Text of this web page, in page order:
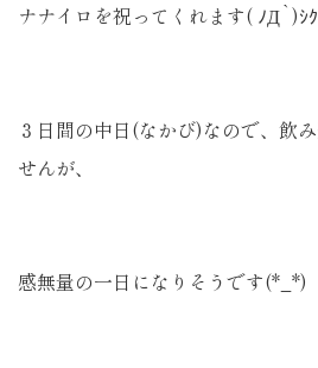
ナナイロを祝ってくれます( ﾉД`)ｼ
３日間の中日(なかび)なので、飲
せんが、
感無量の一日になりそうです(*_*)